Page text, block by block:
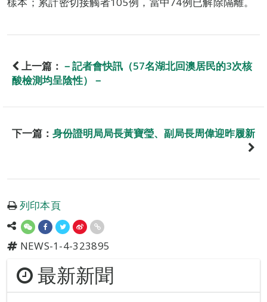
上一篇： －記者會快訊（57名湖北回澳居民的3次核
酸檢測均呈陰性）－
下一篇： 身份證明局局長黃寶瑩、副局長周偉迎昨履新
列印本頁
NEWS-1-4-323895
最新新聞